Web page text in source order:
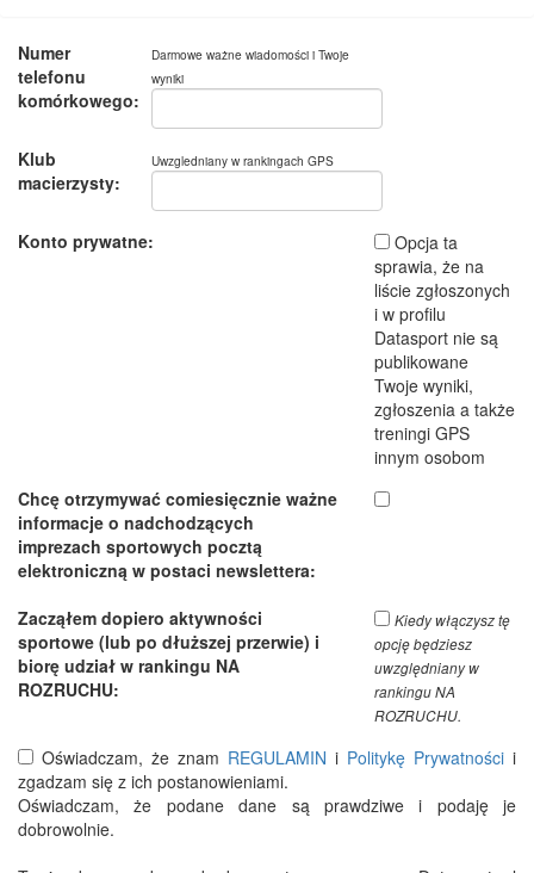
Numer
telefonu
komórkowego:
Darmowe ważne wiadomości i Twoje
wyniki
Klub
macierzysty:
Uwzgledniany w rankingach GPS
Konto prywatne:
Opcja ta
sprawia, że na
liście zgłoszonych
i w profilu
Datasport nie są
publikowane
Twoje wyniki,
zgłoszenia a także
treningi GPS
innym osobom
Chcę otrzymywać comiesięcznie ważne
informacje o nadchodzących
imprezach sportowych pocztą
elektroniczną w postaci newslettera:
Zacząłem dopiero aktywności
sportowe (lub po dłuższej przerwie) i
biorę udział w rankingu NA
ROZRUCHU:
Kiedy włączysz tę
opcję będziesz
uwzględniany w
rankingu NA
ROZRUCHU.
Oświadczam, że znam REGULAMIN i Politykę Prywatności i
zgadzam się z ich postanowieniami.
Oświadczam, że podane dane są prawdziwe i podaję je
dobrowolnie.